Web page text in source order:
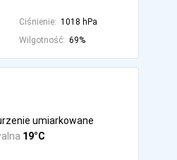
Ciśnienie: 1018 hPa
Wilgotność: 69%
19°C
umiarkowane